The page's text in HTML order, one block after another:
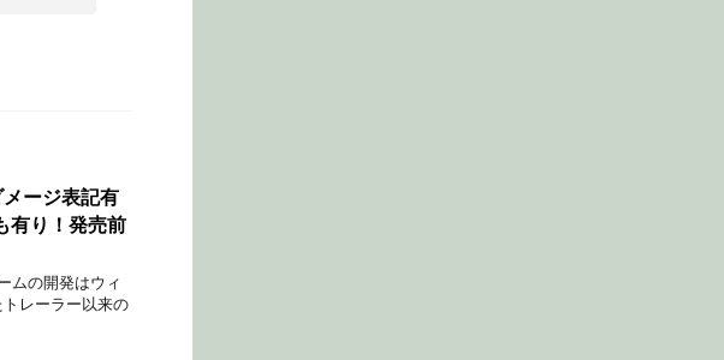
ージ表記有
有り！発売前
ムの開発はウィ
レーラー以来の